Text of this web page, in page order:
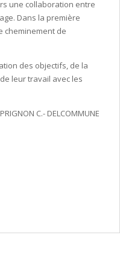
une collaboration entre
Dans la première
cheminement de
des objectifs, de la
leur travail avec les
C.- DELCOMMUNE